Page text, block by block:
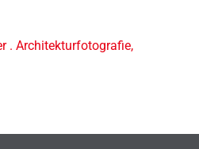
. Architekturfotografie,